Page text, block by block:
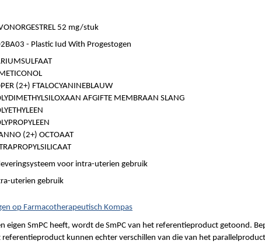
52 mg/stuk
- Plastic Iud With Progestogen
(2+) FTALOCYANINEBLAUW
AFGIFTE MEMBRAAN SLANG
(2+) OCTOAAT
voor intra-uterien gebruik
uterien gebruik
op Farmacotherapeutisch Kompas
eigen SmPC heeft, wordt de SmPC van het referentieproduct getoond.
kunnen echter verschillen van die van het